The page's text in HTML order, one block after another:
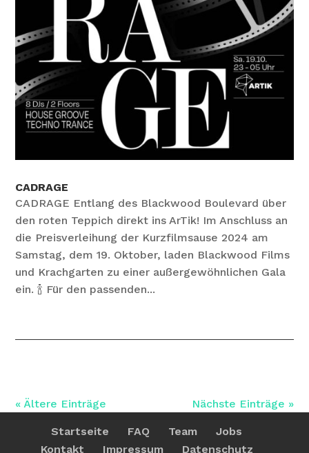
CADRAGE
CADRAGE Entlang des Blackwood Boulevard über
den roten Teppich direkt ins ArTik! Im Anschluss an
die Preisverleihung der Kurzfilmsause 2024 am
Samstag, dem 19. Oktober, laden Blackwood Films
und Krachgarten zu einer außergewöhnlichen Gala
ein. 🍾 Für den passenden...
« Ältere Einträge Nächste Einträge »
Startseite FAQ Team
Jobs
Kontakt
Impressum Datenschutz